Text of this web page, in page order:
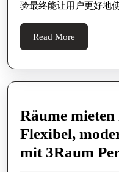
验最终能让用户更好地
Read More
More
Räume
Flexibel,
mit 3Raum